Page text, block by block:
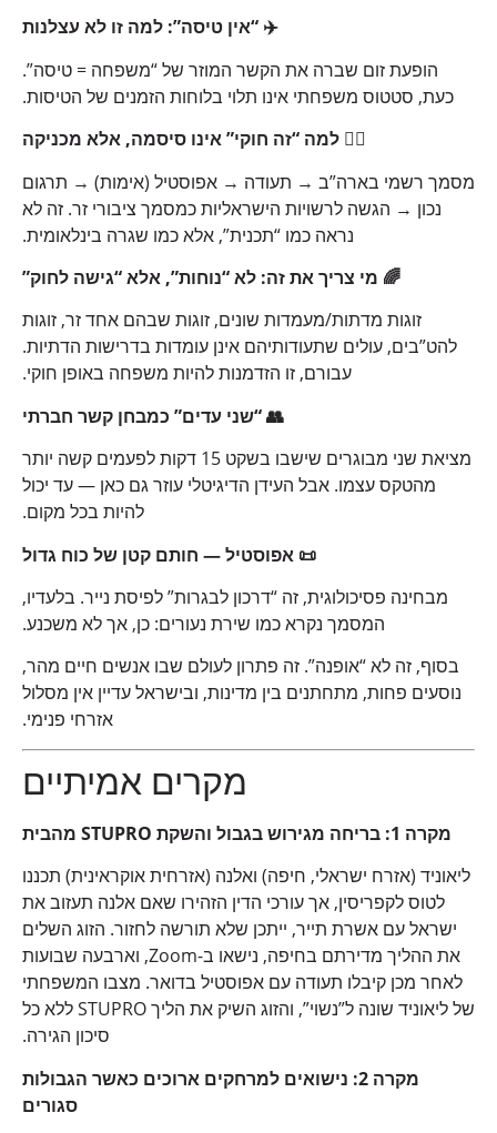
✈️ “אין טיסה”: למה זו לא עצלנות
הופעת זום שברה את הקשר המוזר של “משפחה = טיסה”.
כעת, סטטוס משפחתי אינו תלוי בלוחות הזמנים של הטיסות.
🧑‍⚖️ למה “זה חוקי” אינו סיסמה, אלא מכניקה
מסמך רשמי בארה”ב → תעודה → אפוסטיל (אימות) → תרגום
נכון → הגשה לרשויות הישראליות כמסמך ציבורי זר. זה לא
נראה כמו “תכנית”, אלא כמו שגרה בינלאומית.
🌈 מי צריך את זה: לא “נוחות”, אלא “גישה לחוק”
זוגות מדתות/מעמדות שונים, זוגות שבהם אחד זר, זוגות
להט”בים, עולים שתעודותיהם אינן עומדות בדרישות הדתיות.
עבורם, זו הזדמנות להיות משפחה באופן חוקי.
👥 “שני עדים” כמבחן קשר חברתי
מציאת שני מבוגרים שישבו בשקט 15 דקות לפעמים קשה יותר
מהטקס עצמו. אבל העידן הדיגיטלי עוזר גם כאן — עד יכול
להיות בכל מקום.
📜 אפוסטיל — חותם קטן של כוח גדול
מבחינה פסיכולוגית, זה “דרכון לבגרות” לפיסת נייר. בלעדיו,
המסמך נקרא כמו שירת נעורים: כן, אך לא משכנע.
בסוף, זה לא “אופנה”. זה פתרון לעולם שבו אנשים חיים מהר,
נוסעים פחות, מתחתנים בין מדינות, ובישראל עדיין אין מסלול
אזרחי פנימי.
מקרים אמיתיים
מקרה 1: בריחה מגירוש בגבול והשקת STUPRO מהבית
ליאוניד (אזרח ישראלי, חיפה) ואלנה (אזרחית אוקראינית) תכננו
לטוס לקפריסין, אך עורכי הדין הזהירו שאם אלנה תעזוב את
ישראל עם אשרת תייר, ייתכן שלא תורשה לחזור. הזוג השלים
את ההליך מדירתם בחיפה, נישאו ב-Zoom, וארבעה שבועות
לאחר מכן קיבלו תעודה עם אפוסטיל בדואר. מצבו המשפחתי
של ליאוניד שונה ל”נשוי”, והזוג השיק את הליך STUPRO ללא כל
סיכון הגירה.
מקרה 2: נישואים למרחקים ארוכים כאשר הגבולות
סגורים